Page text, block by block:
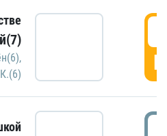
,